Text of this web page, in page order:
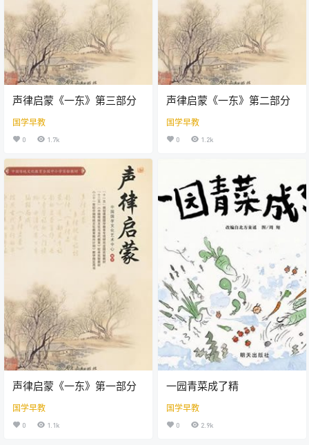
声律启蒙《一东》第三部分
国学早教
0 1.7k
声律启蒙《一东》第二部分
国学早教
0 1.2k
声律启蒙《一东》第一部分
国学早教
0 1.1k
一园青菜成了精
国学早教
0 2.9k